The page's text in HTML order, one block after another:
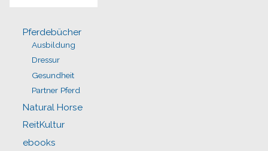
Pferdebücher
Ausbildung
Dressur
Gesundheit
Partner Pferd
Natural Horse
ReitKultur
ebooks